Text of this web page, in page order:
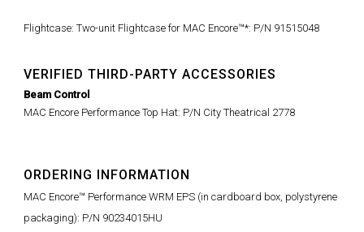
Flightcase: Two-unit Flightcase for MAC Encore™*: P/N 91515048
VERIFIED THIRD-PARTY ACCESSORIES
Beam Control
MAC Encore Performance Top Hat: P/N City Theatrical 2778
ORDERING INFORMATION
MAC Encore™ Performance WRM EPS (in cardboard box, polystyrene
packaging): P/N 90234015HU